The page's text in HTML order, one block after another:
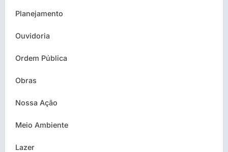
Planejamento
Ouvidoria
Ordem Pública
Obras
Nossa Ação
Meio Ambiente
Lazer